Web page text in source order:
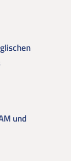
und